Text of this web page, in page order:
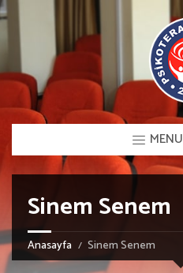
MENU
Sinem Senem
Anasayfa Sinem Senem